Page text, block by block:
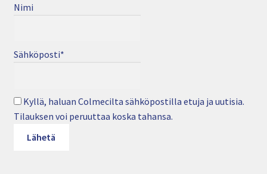
Nimi
Sähköposti*
Kyllä, haluan Colmecilta sähköpostilla etuja ja uutisia.
Tilauksen voi peruuttaa koska tahansa.